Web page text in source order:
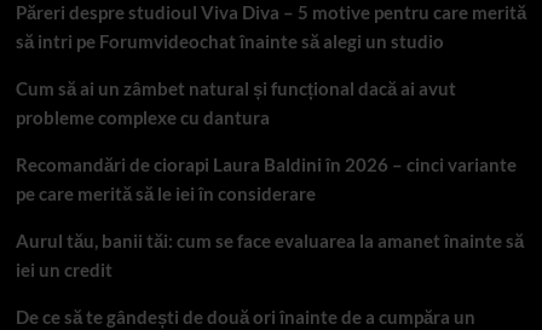
Păreri despre studioul Viva Diva – 5 motive pentru care merită
să intri pe Forumvideochat înainte să alegi un studio
Cum să ai un zâmbet natural și funcțional dacă ai avut
probleme complexe cu dantura
Recomandări de ciorapi Laura Baldini în 2026 – cinci variante
pe care merită să le iei în considerare
Aurul tău, banii tăi: cum se face evaluarea la amanet înainte să
iei un credit
De ce să te gândești de două ori înainte de a cumpăra un